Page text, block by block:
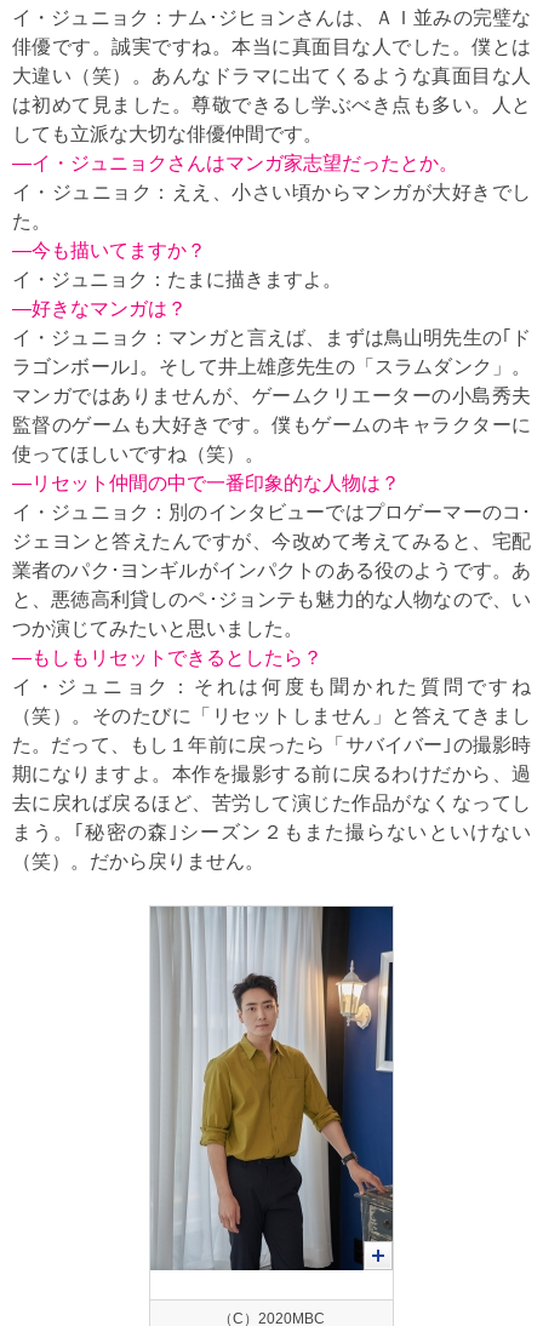
イ・ジュニョク：ナム･ジヒョンさんは、ＡＩ並みの完璧な
俳優です。誠実ですね。本当に真面目な人でした。僕とは
大違い（笑）。あんなドラマに出てくるような真面目な人
は初めて見ました。尊敬できるし学ぶべき点も多い。人と
しても立派な大切な俳優仲間です。
—イ・ジュニョクさんはマンガ家志望だったとか。
イ・ジュニョク：ええ、小さい頃からマンガが大好きでし
た。
—今も描いてますか？
イ・ジュニョク：たまに描きますよ。
—好きなマンガは？
イ・ジュニョク：マンガと言えば、まずは鳥山明先生の｢ド
ラゴンボール｣。そして井上雄彦先生の「スラムダンク」。
マンガではありませんが、ゲームクリエーターの小島秀夫
監督のゲームも大好きです。僕もゲームのキャラクターに
使ってほしいですね（笑）。
—リセット仲間の中で一番印象的な人物は？
イ・ジュニョク：別のインタビューではプロゲーマーのコ･
ジェヨンと答えたんですが、今改めて考えてみると、宅配
業者のパク･ヨンギルがインパクトのある役のようです。あ
と、悪徳高利貸しのペ･ジョンテも魅力的な人物なので、い
つか演じてみたいと思いました。
—もしもリセットできるとしたら？
イ・ジュニョク：それは何度も聞かれた質問ですね
（笑）。そのたびに「リセットしません」と答えてきまし
た。だって、もし１年前に戻ったら「サバイバー｣の撮影時
期になりますよ。本作を撮影する前に戻るわけだから、過
去に戻れば戻るほど、苦労して演じた作品がなくなってし
まう。｢秘密の森｣シーズン２もまた撮らないといけない
（笑）。だから戻りません。
（C）2020MBC